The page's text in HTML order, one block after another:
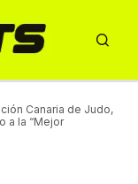
Canaria de Judo,
a la “Mejor